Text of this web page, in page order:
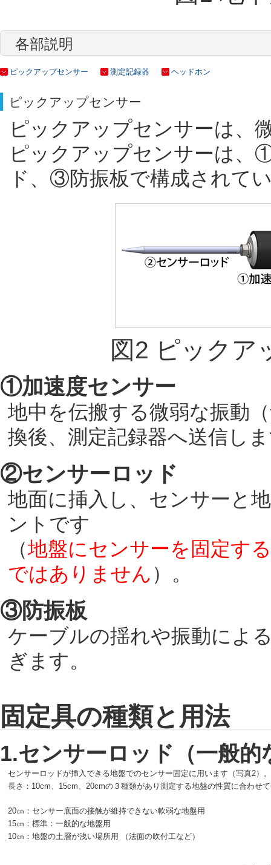
各部説明
ピックアップセンサー 測定記録器 ヘッドホン
ピックアップセンサー
ピックアップセンサーは、
ピックアップセンサーは
ド、③防振板で構成されて
図2 ピックア
①加速度センサー
地中を伝搬する微弱な振動
換後、測定記録器へ送信し
②センサーロッド
地面に挿入し、センサーと
ントです
（地盤にセンサーを固定す
ではありません ）。
③防振板
ケーブルの揺れや振動によ
ぎます。
固定具の種類と用法
1.センサーロッド（一般的
センサーロッドが挿入できる地盤でのセンサー固定に用います（写真2）
長さ：10cm、15cm、20cmの３種類があり測定する地盤の性質に合わせ
20㎝：センサー底面の接触が維持できない軟弱な地盤用
15㎝：標準：一般的な地盤用
10㎝：地盤の土層が浅い場所用 （法面の吹付工など）